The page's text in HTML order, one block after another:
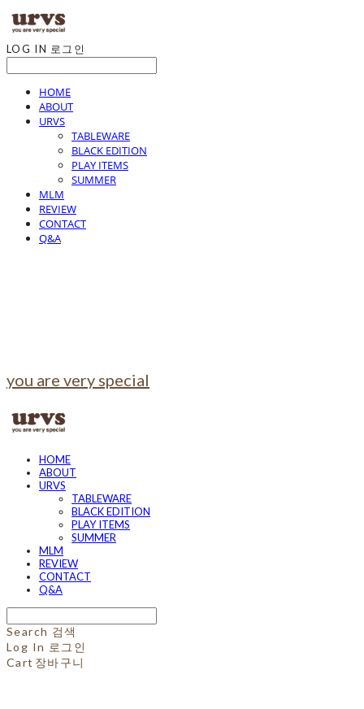
LOG IN 로그인
HOME
ABOUT
URVS
TABLEWARE
BLACK EDITION
PLAY ITEMS
SUMMER
MLM
REVIEW
CONTACT
Q&A
you are very special
HOME
ABOUT
URVS
TABLEWARE
BLACK EDITION
PLAY ITEMS
SUMMER
MLM
REVIEW
CONTACT
Q&A
Search 검색
Log In 로그인
Cart 장바구니